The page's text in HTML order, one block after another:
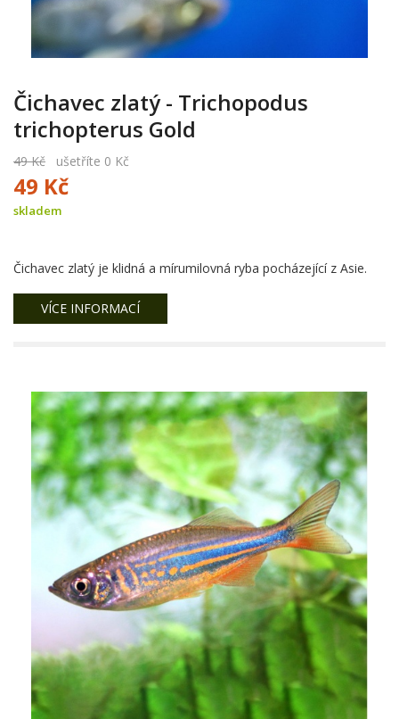
Čichavec zlatý - Trichopodus
trichopterus Gold
49 Kč ušetříte 0 Kč
49 Kč
skladem
Čichavec zlatý je klidná a mírumilovná ryba pocházející z Asie.
VÍCE INFORMACÍ